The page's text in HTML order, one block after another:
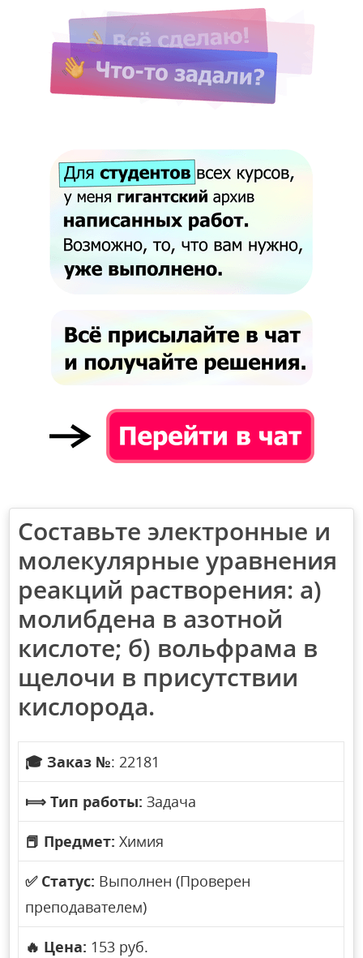
Составьте электронные и
молекулярные уравнения
реакций растворения: а)
молибдена в азотной
кислоте; б) вольфрама в
щелочи в присутствии
кислорода.
🎓 Заказ №: 22181
⟾ Тип работы: Задача
📕 Предмет: Химия
✅ Статус: Выполнен (Проверен
преподавателем)
🔥 Цена: 153 руб.